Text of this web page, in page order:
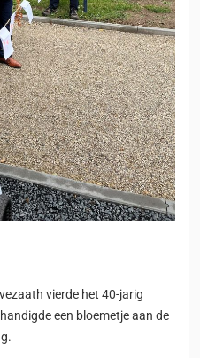
vierde het 40-jarig
een bloemetje aan de